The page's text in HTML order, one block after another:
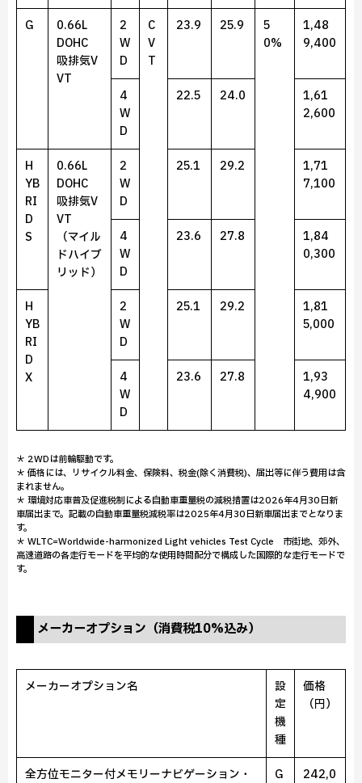
G
0.66L
DOHC
吸排気V
VT
2
W
D
C
V
T
23.9 25.9
5
0%
1,48
9,400
4
W
D
22.5 24.0
1,61
2,600
H
YB
RI
D
S
0.66L
DOHC
吸排気V
VT
（マイル
ドハイブ
リッド）
2
W
D
25.1 29.2
1,71
7,100
4
W
D
23.6 27.8
1,84
0,300
H
YB
RI
D
X
2
W
D
25.1 29.2
1,81
5,000
4
W
D
23.6 27.8
1,93
4,900
＊ 2WDは前輪駆動です。
＊ 価格には、リサイクル料金、保険料、税金(除く消費税)、届出等に伴う費用は含
まれません。
＊ 環境対応車普及促進税制による自動車重量税の減税措置は2026年4月30日新
車届出まで。記載の自動車重量税減税率は2025年4月30日新車届出までとなりま
す。
＊ WLTC=Worldwide-harmonized Light vehicles Test Cycle 市街地、郊外、
高速道路の各走行モードを平均的な使用時間配分で構成した国際的な走行モードで
す。
メーカーオプション（消費税10%込み）
メーカーオプション名
設
定
機
種
価格
（円）
全方位モニター付メモリーナビゲーション・ G 242,0